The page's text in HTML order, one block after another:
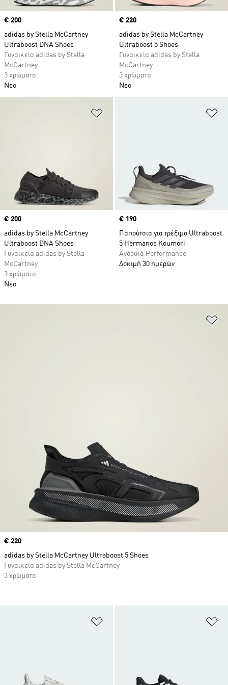
Price
€ 200
adidas by Stella McCartney
Ultraboost DNA Shoes
Γυναικεία adidas by Stella
McCartney
3 χρώματα
Νέο
Price
€ 220
adidas by Stella McCartney
Ultraboost 5 Shoes
Γυναικεία adidas by Stella
McCartney
3 χρώματα
Νέο
Προσθήκη στη Λίστα Επιθυμιών
Price
€ 200
adidas by Stella McCartney
Ultraboost DNA Shoes
Γυναικεία adidas by Stella
McCartney
3 χρώματα
Νέο
Price
€ 190
Παπούτσια για τρέξιμο Ultraboost
5 Hermanos Koumori
Ανδρικά Performance
Δοκιμή 30 ημερών
Προσθήκη στη Λίστα Επιθυμιών
Price
€ 220
adidas by Stella McCartney Ultraboost 5 Shoes
Γυναικεία adidas by Stella McCartney
3 χρώματα